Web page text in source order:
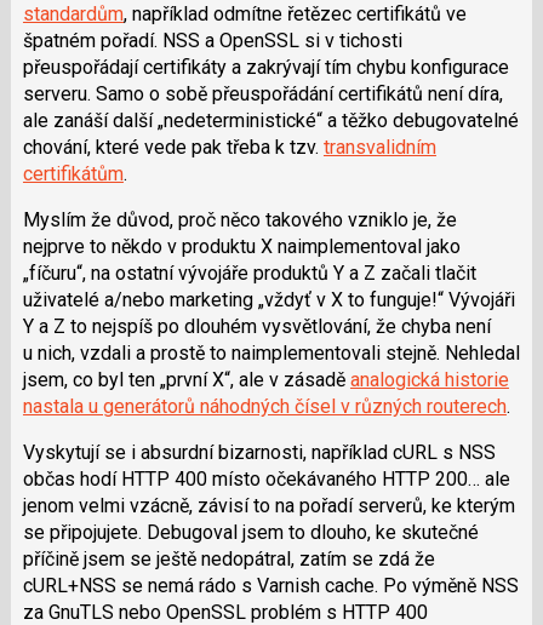
standardům, například odmítne řetězec certifikátů ve
špatném pořadí. NSS a OpenSSL si v tichosti
přeuspořádají certifikáty a zakrývají tím chybu konfigurace
serveru. Samo o sobě přeuspořádání certifikátů není díra,
ale zanáší další „nedeterministické“ a těžko debugovatelné
chování, které vede pak třeba k tzv. transvalidním
certifikátům.
Myslím že důvod, proč něco takového vzniklo je, že
nejprve to někdo v produktu X naimplementoval jako
„fíčuru“, na ostatní vývojáře produktů Y a Z začali tlačit
uživatelé a/nebo marketing „vždyť v X to funguje!“ Vývojáři
Y a Z to nejspíš po dlouhém vysvětlování, že chyba není
u nich, vzdali a prostě to naimplementovali stejně. Nehledal
jsem, co byl ten „první X“, ale v zásadě analogická historie
nastala u generátorů náhodných čísel v různých routerech.
Vyskytují se i absurdní bizarnosti, například cURL s NSS
občas hodí HTTP 400 místo očekávaného HTTP 200… ale
jenom velmi vzácně, závisí to na pořadí serverů, ke kterým
se připojujete. Debugoval jsem to dlouho, ke skutečné
příčině jsem se ještě nedopátral, zatím se zdá že
cURL+NSS se nemá rádo s Varnish cache. Po výměně NSS
za GnuTLS nebo OpenSSL problém s HTTP 400